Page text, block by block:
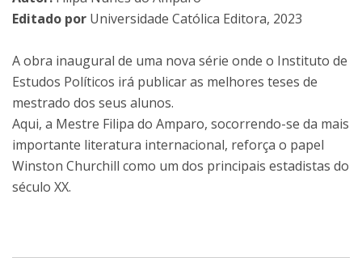
Editado por Universidade Católica Editora, 2023
A obra inaugural de uma nova série onde o Instituto de
Estudos Políticos irá publicar as melhores teses de
mestrado dos seus alunos.
Aqui, a Mestre Filipa do Amparo, socorrendo-se da mais
importante literatura internacional, reforça o papel
Winston Churchill como um dos principais estadistas do
século XX.